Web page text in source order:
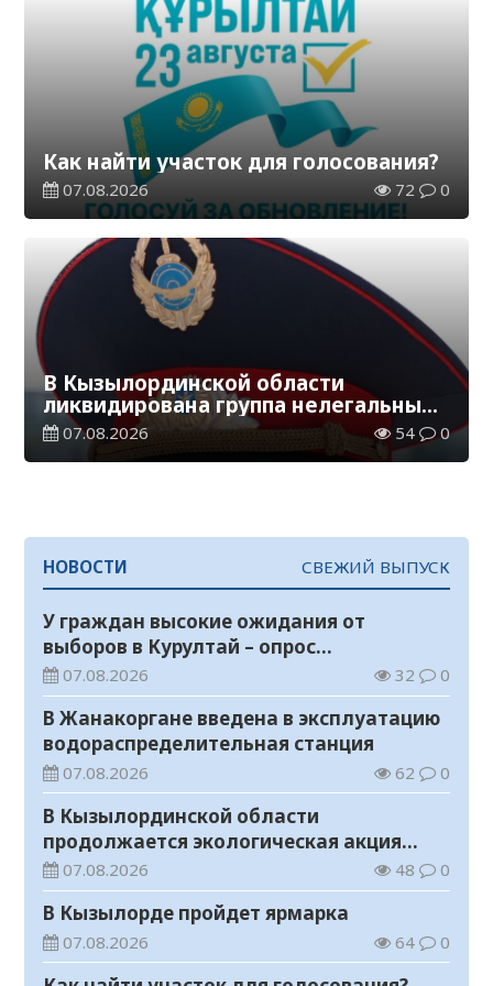
Как найти участок для голосования?
07.08.2026 72 0
В Кызылординской области
ликвидирована группа нелегальных
добытчиков золота
07.08.2026 54 0
НОВОСТИ СВЕЖИЙ ВЫПУСК
У граждан высокие ожидания от
выборов в Курултай – опрос
общественного мнения
07.08.2026 32 0
В Жанакоргане введена в эксплуатацию
водораспределительная станция
07.08.2026 62 0
В Кызылординской области
продолжается экологическая акция
«Таза Қазақстан»
07.08.2026 48 0
В Кызылорде пройдет ярмарка
07.08.2026 64 0